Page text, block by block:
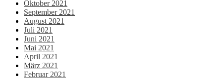
Oktober 2021
September 2021
August 2021
Juli 2021
Juni 2021
Mai 2021
April 2021
März 2021
Februar 2021